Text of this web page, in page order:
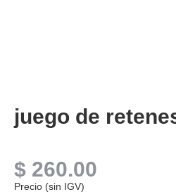
juego de
$ 260.00
Precio (sin IGV)